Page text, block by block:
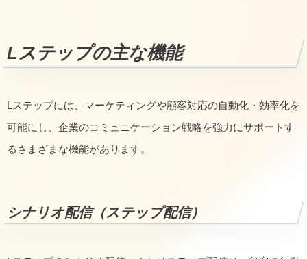
Lステップの主な機能
Lステップには、マーケティングや顧客対応の自動化・効率化を
可能にし、企業のコミュニケーション戦略を強力にサポートす
るさまざまな機能があります。
シナリオ配信（ステップ配信）